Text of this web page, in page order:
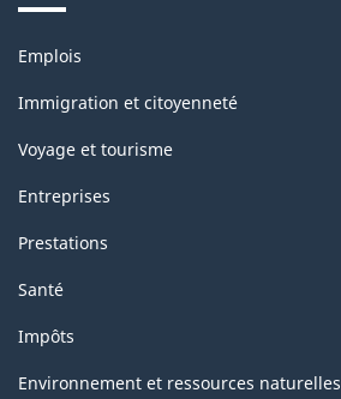
-
Structure
de
Thèmes
sujets
Emplois
Immigration et citoyenneté
Voyage et tourisme
Entreprises
Prestations
Santé
Impôts
Environnement et ressources naturelles